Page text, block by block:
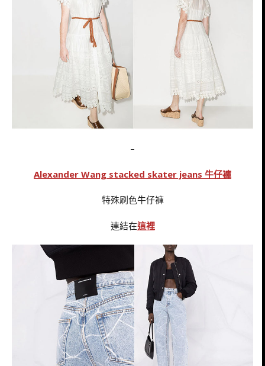
–
Alexander Wang stacked skater jeans 牛仔褲
特殊刷色牛仔褲
連結在這裡